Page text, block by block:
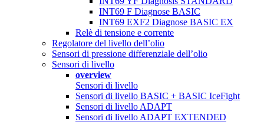
INT69 F Diagnose BASIC
INT69 EXF2 Diagnose BASIC EX
Relè di tensione e corrente
Regolatore del livello dell’olio
Sensori di pressione differenziale dell’olio
Sensori di livello
overview
Sensori di livello
Sensori di livello BASIC + BASIC IceFight
Sensori di livello ADAPT
Sensori di livello ADAPT EXTENDED